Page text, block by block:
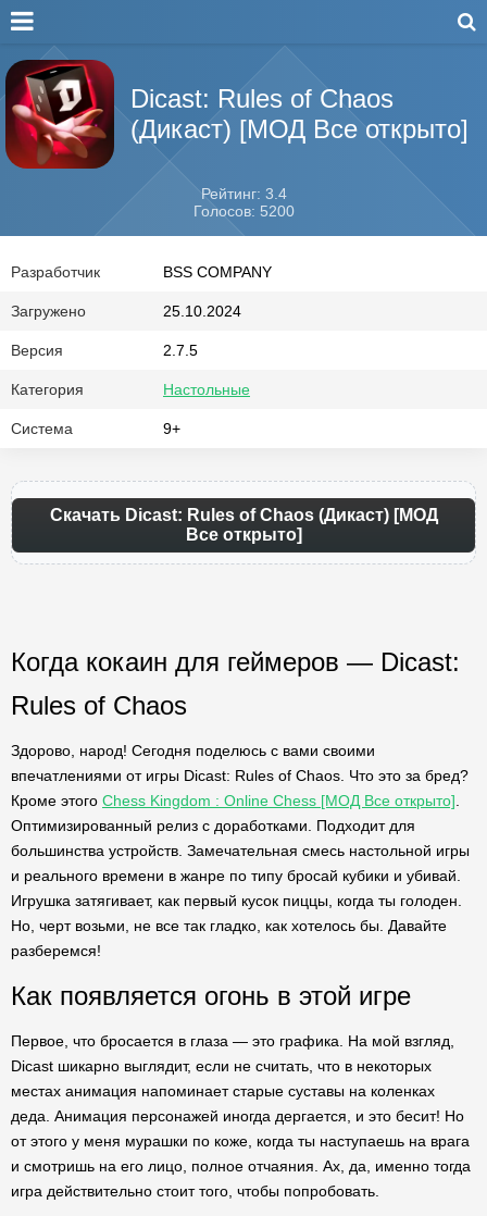
Dicast: Rules of Chaos
(Дикаст) [МОД Все открыто]
Рейтинг: 3.4
Голосов: 5200
Разработчик BSS COMPANY
Загружено 25.10.2024
Версия 2.7.5
Категория Настольные
Система 9+
Скачать Dicast: Rules of Chaos (Дикаст) [МОД
Все открыто]
Когда кокаин для геймеров — Dicast:
Rules of Chaos
Здорово, народ! Сегодня поделюсь с вами своими
впечатлениями от игры Dicast: Rules of Chaos. Что это за бред?
Кроме этого Chess Kingdom : Online Chess [МОД Все открыто]
Оптимизированный релиз с доработками. Подходит для
большинства устройств. Замечательная смесь настольной игры
и реального времени в жанре по типу бросай кубики и убивай.
Игрушка затягивает, как первый кусок пиццы, когда ты голоден.
Но, черт возьми, не все так гладко, как хотелось бы. Давайте
разберемся!
Как появляется огонь в этой игре
Первое, что бросается в глаза — это графика. На мой взгляд,
Dicast шикарно выглядит, если не считать, что в некоторых
местах анимация напоминает старые суставы на коленках
деда. Анимация персонажей иногда дергается, и это бесит! Но
от этого у меня мурашки по коже, когда ты наступаешь на врага
и смотришь на его лицо, полное отчаяния. Ах, да, именно тогда
игра действительно стоит того, чтобы попробовать.